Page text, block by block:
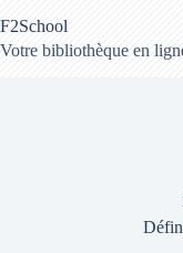
au
contenu
F2School
Votre bibliothèque en